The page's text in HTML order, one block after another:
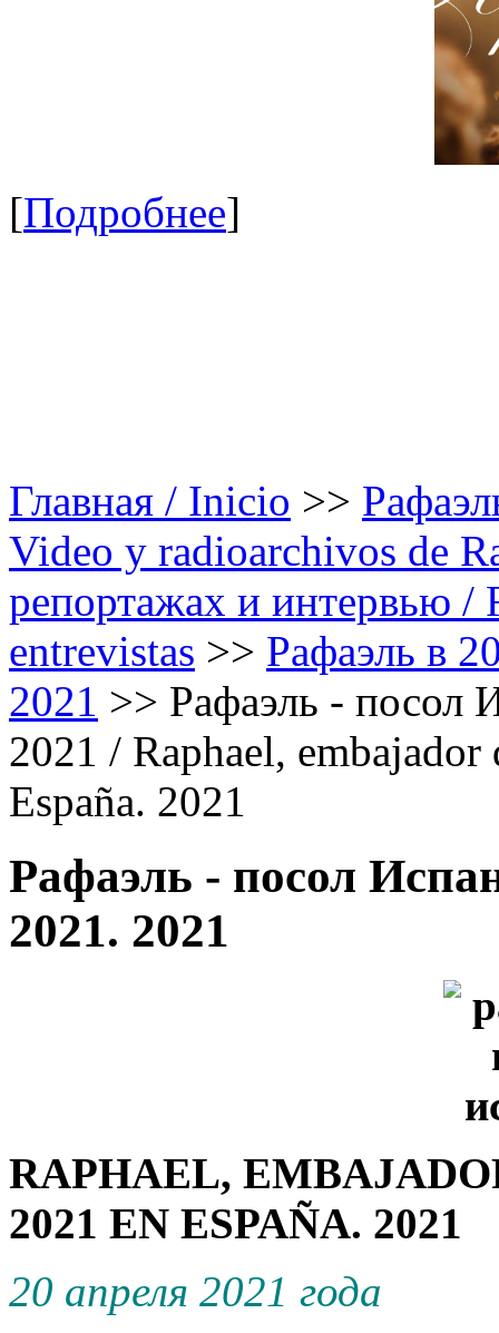
[Подробнее]
Главная / Inicio >>
Video y radioarchivos de
репортажах и интервью /
entrevistas >> Рафаэль в
2021 >> Рафаэль - посол
2021 / Raphael,
España. 2021
Рафаэль - посол
2021. 2021
RAPHAEL,
2021 EN ESPAÑA. 2021
20 апреля 2021 года